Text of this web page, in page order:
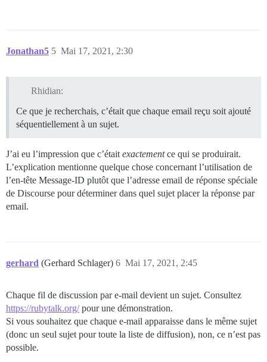
Jonathan5 Mai 17, 2021, 2:30
5
Rhidian:
Ce que je recherchais, c’était que chaque email reçu soit ajouté
séquentiellement à un sujet.
J’ai eu l’impression que c’était exactementce qui se produirait.
L’explication mentionne quelque chose concernant l’utilisation de
l’en-tête Message-ID plutôt que l’adresse email de réponse spéciale
de Discourse pour déterminer dans quel sujet placer la réponse par
email.
gerhard (Gerhard Schlager) Mai 17, 2021, 2:45
6
Chaque fil de discussion par e-mail devient un sujet. Consultez
https://rubytalk.org/pour une démonstration.
Si vous souhaitez que chaque e-mail apparaisse dans le même sujet
(donc un seul sujet pour toute la liste de diffusion), non, ce n’est pas
possible.